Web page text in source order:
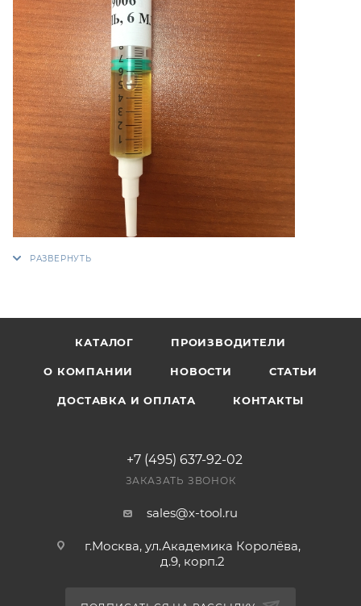
КАТАЛОГ ПРОИЗВОДИТЕЛИ
О КОМПАНИИ НОВОСТИ СТАТЬИ
ДОСТАВКА И ОПЛАТА КОНТАКТЫ
+7 (495) 637-92-02
ЗАКАЗАТЬ ЗВОНОК
sales@x-tool.ru
г.Москва, ул.Академика Королёва,
д.9, корп.2